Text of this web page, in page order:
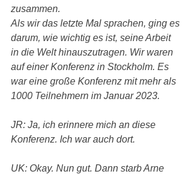
zusammen.
Als wir das letzte Mal sprachen, ging es
darum, wie wichtig es ist, seine Arbeit
in die Welt hinauszutragen. Wir waren
auf einer Konferenz in Stockholm. Es
war eine große Konferenz mit mehr als
1000 Teilnehmern im Januar 2023.
JR: Ja, ich erinnere mich an diese
Konferenz. Ich war auch dort.
UK: Okay. Nun gut. Dann starb Arne